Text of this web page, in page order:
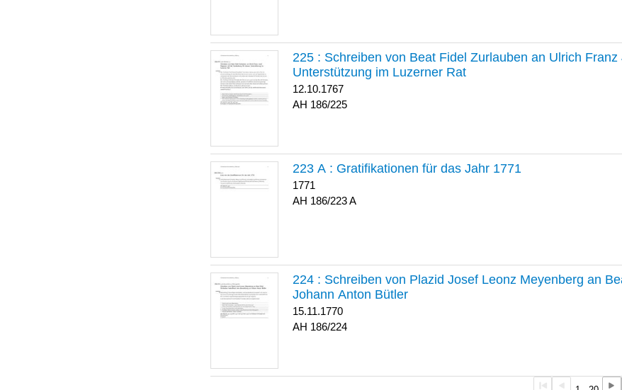
225 : Schreiben von Beat Fidel Zurlauben an Ulrich
Unterstützung im Luzerner Rat
12.10.1767
186/225
223 A : Gratifikationen für das Jahr 1771
1771
186/223 A
224 : Schreiben von Plazid Josef Leonz Meyenberg an
Johann Anton Bütler
15.11.1770
186/224